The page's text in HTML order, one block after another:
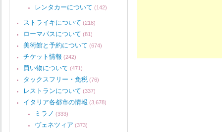
レンタカーについて (142)
ストライキについて (218)
ローマパスについて (81)
美術館と予約について (674)
チケット情報 (242)
買い物について (471)
タックスフリー・免税 (76)
レストランについて (337)
イタリア各都市の情報 (3,678)
ミラノ (333)
ヴェネツィア (373)